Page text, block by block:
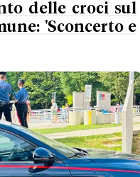
delle croci sul
'Sconcerto e